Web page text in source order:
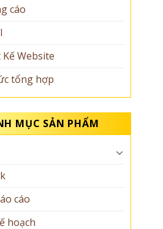
cáo
Website
tổng hợp
MỤC SẢN PHẨM
cáo
hoạch